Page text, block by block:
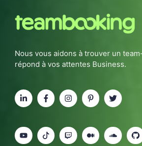
Nous vous aidons à trouver un
répond à vos attentes Business.